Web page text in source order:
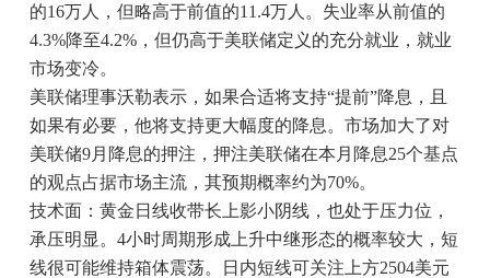
的16万人，但略高于前值的11.4万人。失业率从前值的
4.3%降至4.2%，但仍高于美联储定义的充分就业，就业
市场变冷。
美联储理事沃勒表示，如果合适将支持“提前”降息，且
如果有必要，他将支持更大幅度的降息。市场加大了对
美联储9月降息的押注，押注美联储在本月降息25个基点
的观点占据市场主流，其预期概率约为70%。
技术面：黄金日线收带长上影小阴线，也处于压力位，
承压明显。4小时周期形成上升中继形态的概率较大，短
线很可能维持箱体震荡。日内短线可关注上方2504美元